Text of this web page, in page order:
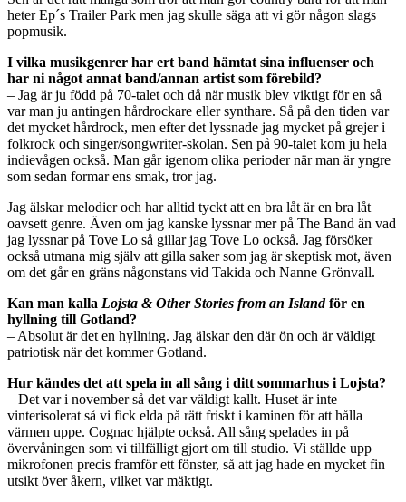
heter Ep´s Trailer Park men jag skulle säga att vi gör någon slags
popmusik.
I vilka musikgenrer har ert band hämtat sina influenser och
har ni något annat band/annan artist som förebild?
– Jag är ju född på 70-talet och då när musik blev viktigt för en så
var man ju antingen hårdrockare eller synthare. Så på den tiden var
det mycket hårdrock, men efter det lyssnade jag mycket på grejer i
folkrock och singer/songwriter-skolan. Sen på 90-talet kom ju hela
indievågen också. Man går igenom olika perioder när man är yngre
som sedan formar ens smak, tror jag.
Jag älskar melodier och har alltid tyckt att en bra låt är en bra låt
oavsett genre. Även om jag kanske lyssnar mer på The Band än vad
jag lyssnar på Tove Lo så gillar jag Tove Lo också. Jag försöker
också utmana mig själv att gilla saker som jag är skeptisk mot, även
om det går en gräns någonstans vid Takida och Nanne Grönvall.
Kan man kalla Lojsta & Other Stories from an Islandför en
hyllning till Gotland?
– Absolut är det en hyllning. Jag älskar den där ön och är väldigt
patriotisk när det kommer Gotland.
Hur kändes det att spela in all sång i ditt sommarhus i Lojsta?
– Det var i november så det var väldigt kallt. Huset är inte
vinterisolerat så vi fick elda på rätt friskt i kaminen för att hålla
värmen uppe. Cognac hjälpte också. All sång spelades in på
övervåningen som vi tillfälligt gjort om till studio. Vi ställde upp
mikrofonen precis framför ett fönster, så att jag hade en mycket fin
utsikt över åkern, vilket var mäktigt.